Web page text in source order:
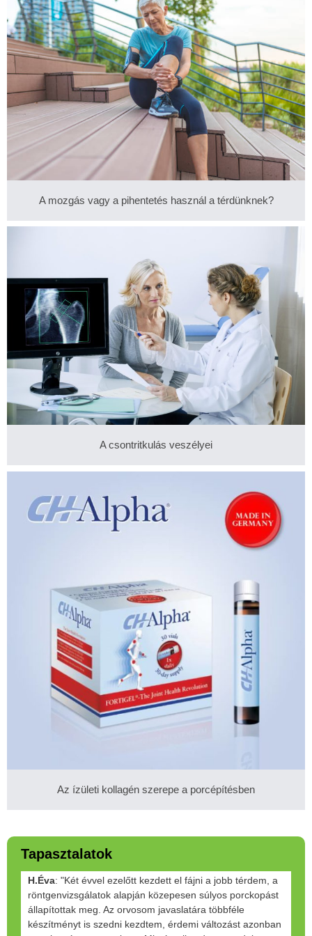
A mozgás vagy a pihentetés használ a térdünknek?
A csontritkulás veszélyei
Az ízületi kollagén szerepe a porcépítésben
Tapasztalatok
H.Éva: "Két évvel ezelőtt kezdett el fájni a jobb térdem, a
röntgenvizsgálatok alapján közepesen súlyos porckopást
állapítottak meg. Az orvosom javaslatára többféle
készítményt is szedni kezdtem, érdemi változást azonban